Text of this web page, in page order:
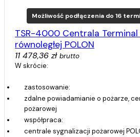
Możliwość podłączenia do 16
TSR-4000 Centrala Terminal
równoległej POLON
11 478,36 zł brutto
W skrócie:
zastosowanie:
zdalne powiadamianie o pożarze,
pożarowej
współpraca:
centrale sygnalizacji pożarowej